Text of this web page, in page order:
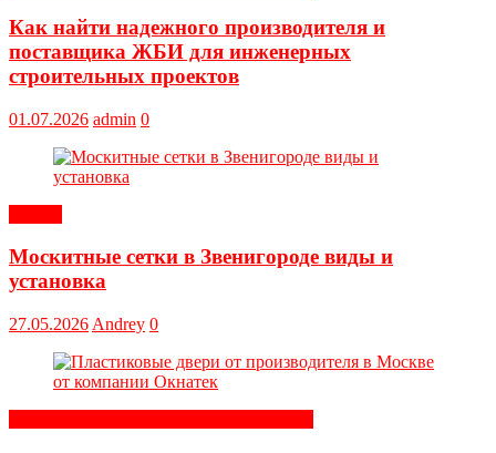
Как найти надежного производителя и
поставщика ЖБИ для инженерных
строительных проектов
01.07.2026 admin 0
Москитные сетки в Звенигороде виды и
установка
27.05.2026 Andrey 0